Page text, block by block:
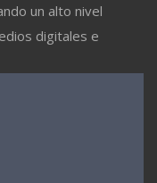
un alto nivel
digitales e